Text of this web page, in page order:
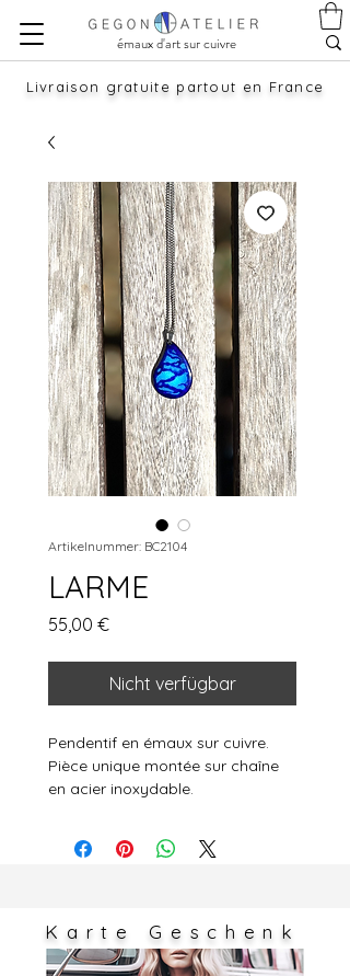
émaux d'art sur cuivre
Livraison gratuite partout en France
Artikelnummer: BC2104
LARME
55,00 €Preis
Nicht verfügbar
Pendentif en émaux sur cuivre.
Pièce unique montée sur chaîne
en acier inoxydable.
Longueur de chaîne 23cm
Les couleurs sont susceptibles de
Karte Geschenk